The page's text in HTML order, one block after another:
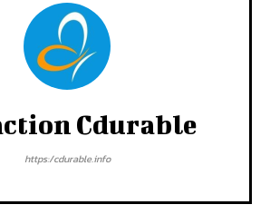
Cdurable
https:/cdurable.info